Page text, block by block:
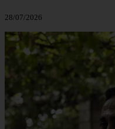
28/07/2026